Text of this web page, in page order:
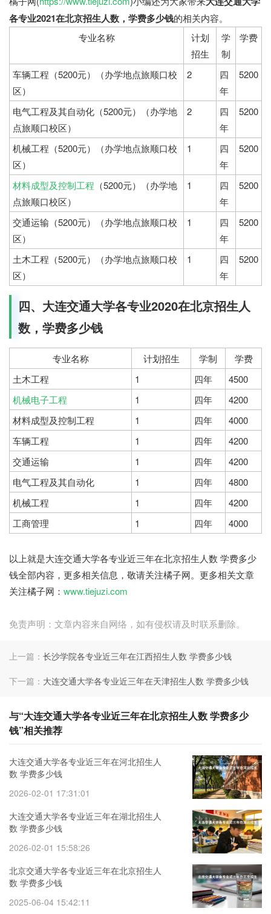
各专业2021在北京招生人数，学费多少钱的相关内容。
专业名称
计划
招生
学
制
学费
车辆工程（5200元）（办学地点旅顺口校
区）
2
四
年
5200
电气工程及其自动化（5200元）（办学地
点旅顺口校区）
2
四
年
5200
机械工程（5200元）（办学地点旅顺口校
区）
1
四
年
5200
材料成型及控制工程 （5200元）（办学地
点旅顺口校区）
1
四
年
5200
交通运输（5200元）（办学地点旅顺口校
区）
1
四
年
5200
土木工程（5200元）（办学地点旅顺口校
区）
1
四
年
5200
四、大连交通大学各专业2020在北京招生人
数，学费多少钱
专业名称 计划招生 学制
学费
土木工程
1 四年
4500
机械电子工程
1 四年
4200
材料成型及控制工程
1 四年
4000
车辆工程
1 四年
4200
交通运输
1 四年
4200
电气工程及其自动化
1 四年
4800
机械工程
1 四年
4200
工商管理
1 四年
4000
以上就是大连交通大学各专业近三年在北京招生人数 学费多少
钱全部内容，更多相关信息，敬请关注橘子网。更多相关文章
关注橘子网： www.tiejuzi.com
免责声明：文章内容来自网络，如有侵权请及时联系删除。
上一篇： 长沙学院各专业近三年在江西招生人数 学费多少钱
下一篇： 大连交通大学各专业近三年在天津招生人数 学费多少钱
与“大连交通大学各专业近三年在北京招生人数 学费多少
钱”相关推荐
大连交通大学各专业近三年在河北招生人
数 学费多少钱
2026-02-01 17:31:01
大连交通大学各专业近三年在湖北招生人
数 学费多少钱
2026-02-01 15:58:26
北京交通大学各专业近三年在北京招生人
数 学费多少钱
2025-06-04 15:42:11